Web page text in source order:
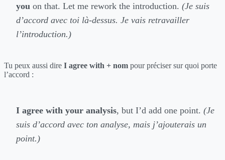
you on that. Let me rework the introduction. (Je suis
d’accord avec toi là-dessus. Je vais retravailler
l’introduction.)
Tu peux aussi dire I agree with + nom pour préciser sur quoi porte
l’accord :
I agree with your analysis, but I’d add one point. (Je
suis d’accord avec ton analyse, mais j’ajouterais un
point.)